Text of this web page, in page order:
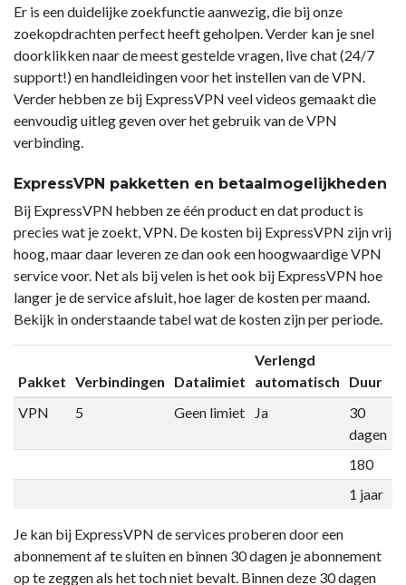
Er is een duidelijke zoekfunctie aanwezig, die bij onze
zoekopdrachten perfect heeft geholpen. Verder kan je snel
doorklikken naar de meest gestelde vragen, live chat (24/7
support!) en handleidingen voor het instellen van de VPN.
Verder hebben ze bij ExpressVPN veel videos gemaakt die
eenvoudig uitleg geven over het gebruik van de VPN
verbinding.
ExpressVPN pakketten en betaalmogelijkheden
Bij ExpressVPN hebben ze één product en dat product is
precies wat je zoekt, VPN. De kosten bij ExpressVPN zijn vrij
hoog, maar daar leveren ze dan ook een hoogwaardige VPN
service voor. Net als bij velen is het ook bij ExpressVPN hoe
langer je de service afsluit, hoe lager de kosten per maand.
Bekijk in onderstaande tabel wat de kosten zijn per periode.
Pakket Verbindingen Datalimiet
Verlengd
automatisch
Duur
VPN
5 Geen limiet Ja
30
dagen
180
1 jaar
Je kan bij ExpressVPN de services proberen door een
abonnement af te sluiten en binnen 30 dagen je abonnement
op te zeggen als het toch niet bevalt. Binnen deze 30 dagen